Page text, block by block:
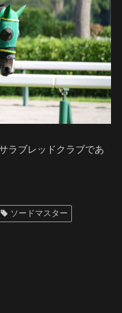
ラブレッドクラブであ
ソードマスター